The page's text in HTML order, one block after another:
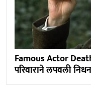
Famous Actor
परिवाराने लपवली